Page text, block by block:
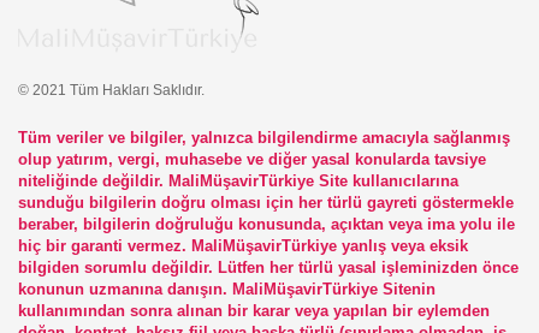
© 2021 Tüm Hakları Saklıdır.
Tüm veriler ve bilgiler, yalnızca bilgilendirme amacıyla sağlanmış
olup yatırım, vergi, muhasebe ve diğer yasal konularda tavsiye
niteliğinde değildir. MaliMüşavirTürkiye Site kullanıcılarına
sunduğu bilgilerin doğru olması için her türlü gayreti göstermekle
beraber, bilgilerin doğruluğu konusunda, açıktan veya ima yolu ile
hiç bir garanti vermez. MaliMüşavirTürkiye yanlış veya eksik
bilgiden sorumlu değildir. Lütfen her türlü yasal işleminizden önce
konunun uzmanına danışın. MaliMüşavirTürkiye Sitenin
kullanımından sonra alınan bir karar veya yapılan bir eylemden